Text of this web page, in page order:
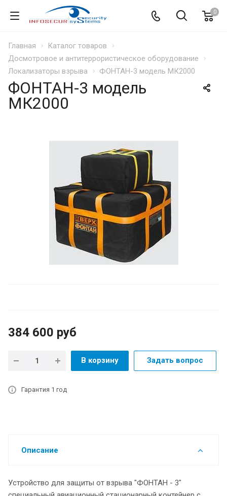
0
Главная
Каталог товаров
Досмотровое и антитеррористическое оборудование
Локализаторы взрыва
ФОНТАН-3 модель МК2000
ФОНТАН-3 модель
МК2000
384 600 руб
В корзину Задать вопрос
Гарантия 1 год
Описание
Устройство для защиты от взрыва "ФОНТАН - 3"